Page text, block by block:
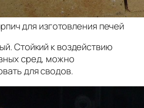
для изготовления печей
Стойкий к воздействию
сред, можно
для сводов.